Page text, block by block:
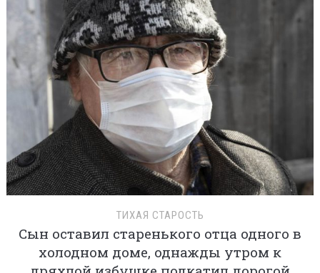
ТИХАЯ СТАРОСТЬ
Сын оставил старенького отца одного в
холодном доме, однажды утром к